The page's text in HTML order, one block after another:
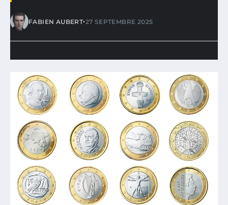
FABIEN AUBERT•27 SEPTEMBRE 2025